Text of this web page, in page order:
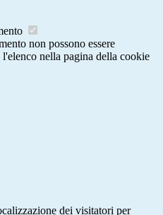
non possono essere
nella pagina della cookie
dei visitatori per